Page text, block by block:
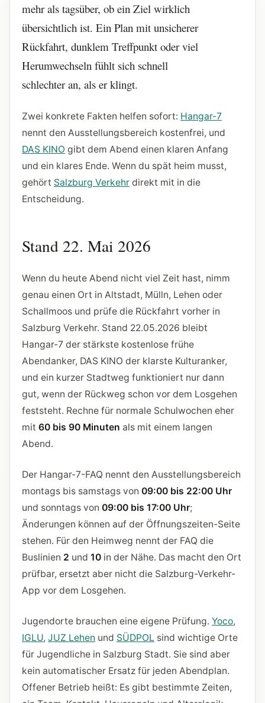
mehr als tagsüber, ob ein Ziel wirklich
übersichtlich ist. Ein Plan mit unsicherer
Rückfahrt, dunklem Treffpunkt oder viel
Herumwechseln fühlt sich schnell
schlechter an, als er klingt.
Zwei konkrete Fakten helfen sofort: Hangar-7
nennt den Ausstellungsbereich kostenfrei, und
DAS KINO gibt dem Abend einen klaren Anfang
und ein klares Ende. Wenn du spät heim musst,
gehört Salzburg Verkehr direkt mit in die
Entscheidung.
Stand 22. Mai 2026
Wenn du heute Abend nicht viel Zeit hast, nimm
genau einen Ort in Altstadt, Mülln, Lehen oder
Schallmoos und prüfe die Rückfahrt vorher in
Salzburg Verkehr. Stand 22.05.2026 bleibt
Hangar-7 der stärkste kostenlose frühe
Abendanker, DAS KINO der klarste Kulturanker,
und ein kurzer Stadtweg funktioniert nur dann
gut, wenn der Rückweg schon vor dem Losgehen
feststeht. Rechne für normale Schulwochen eher
mit 60 bis 90 Minuten als mit einem langen
Abend.
Der Hangar-7-FAQ nennt den Ausstellungsbereich
montags bis samstags von 09:00 bis 22:00 Uhr
und sonntags von 09:00 bis 17:00 Uhr;
Änderungen können auf der Öffnungszeiten-Seite
stehen. Für den Heimweg nennt der FAQ die
Buslinien 2 und 10 in der Nähe. Das macht den Ort
prüfbar, ersetzt aber nicht die Salzburg-Verkehr-
App vor dem Losgehen.
Jugendorte brauchen eine eigene Prüfung. Yoco,
IGLU, JUZ Lehen und SÜDPOL sind wichtige Orte
für Jugendliche in Salzburg Stadt. Sie sind aber
kein automatischer Ersatz für jeden Abendplan.
Offener Betrieb heißt: Es gibt bestimmte Zeiten,